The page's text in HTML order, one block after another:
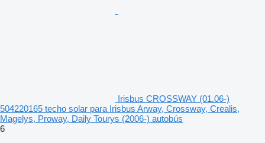
Irisbus CROSSWAY (01.06-)
504220165 techo solar para Irisbus Arway, Crossway, Crealis,
Magelys, Proway, Daily Tourys (2006-) autobús
6